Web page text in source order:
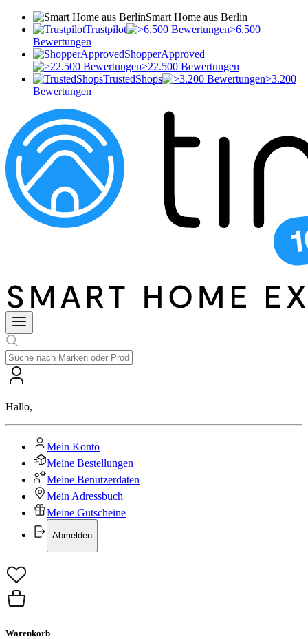
Smart Home aus Berlin
Trustpilot
>6.500
Bewertungen
ShopperApproved
>22.500 Bewertungen
TrustedShops
>3.200
Bewertungen
Hallo,
Mein Konto
Meine Bestellungen
Meine Benutzerdaten
Mein Adressbuch
Meine Gutscheine
Abmelden
Warenkorb